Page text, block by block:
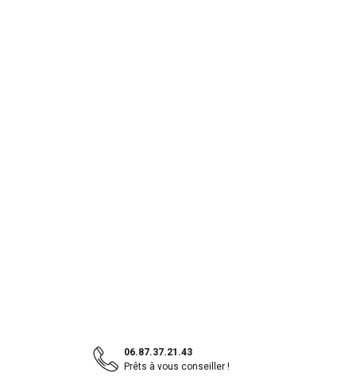
06.87.37.21.43
Prêts à vous conseiller !